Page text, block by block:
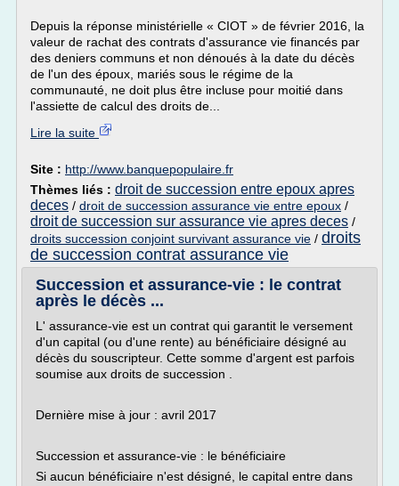
Depuis la réponse ministérielle « CIOT » de février 2016, la
valeur de rachat des contrats d'assurance vie financés par
des deniers communs et non dénoués à la date du décès
de l'un des époux, mariés sous le régime de la
communauté, ne doit plus être incluse pour moitié dans
l'assiette de calcul des droits de...
Lire la suite
Site : http://www.banquepopulaire.fr
Thèmes liés : droit de succession entre epoux apres
deces / droit de succession assurance vie entre epoux /
droit de succession sur assurance vie apres deces /
droits succession conjoint survivant assurance vie / droits
de succession contrat assurance vie
Succession et assurance-vie : le contrat
après le décès ...
L' assurance-vie est un contrat qui garantit le versement
d'un capital (ou d'une rente) au bénéficiaire désigné au
décès du souscripteur. Cette somme d'argent est parfois
soumise aux droits de succession .
Dernière mise à jour : avril 2017
Succession et assurance-vie : le bénéficiaire
Si aucun bénéficiaire n'est désigné, le capital entre dans